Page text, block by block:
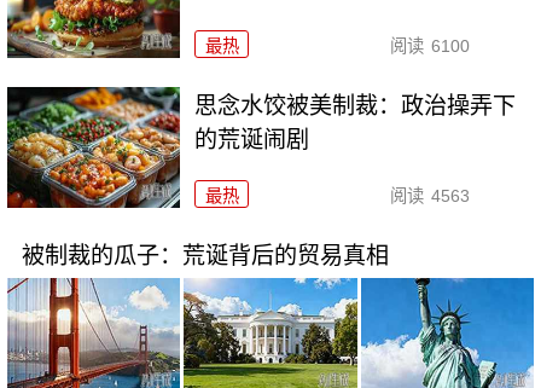
最热 阅读 6100
思念水饺被美制裁：政治操弄下
的荒诞闹剧
最热 阅读 4563
被制裁的瓜子：荒诞背后的贸易真相